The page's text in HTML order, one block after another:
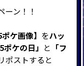
ン！！
ポケ画像】 をハッ
ケの日」 と 「フ
ポストすると